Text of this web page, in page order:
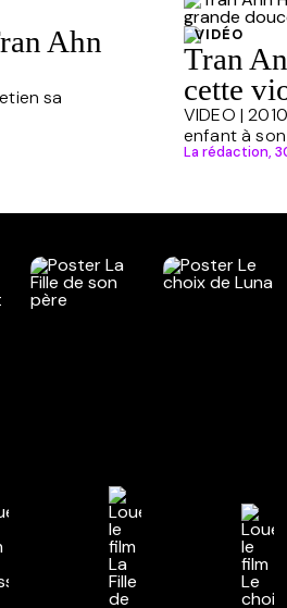
Ahn
sa
VIDÉO
Tran
cette
VIDEO |
enfant à
La rédaction,